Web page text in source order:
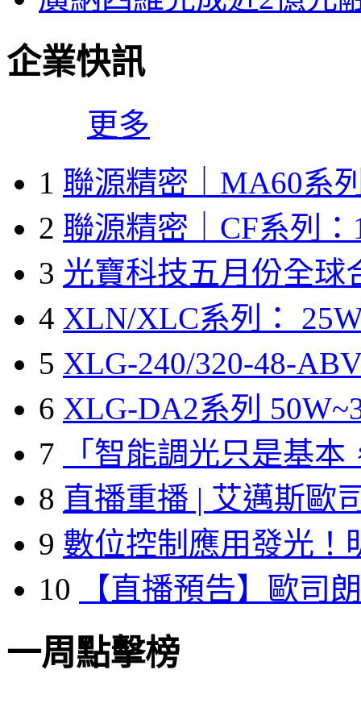
企業快訊
更多
1 聯源精密｜MA60系
2 聯源精密｜CF系列：
3 光寶科技五月份全球
4 XLN/XLC系列：
5 XLG-240/320-48-
6 XLG-DA2系列
7
「智能調光只是基本
8 直播重播 | 艾邁斯歐
9 數位控制應用發光！
10
【直播預告】歐司
一周點擊榜